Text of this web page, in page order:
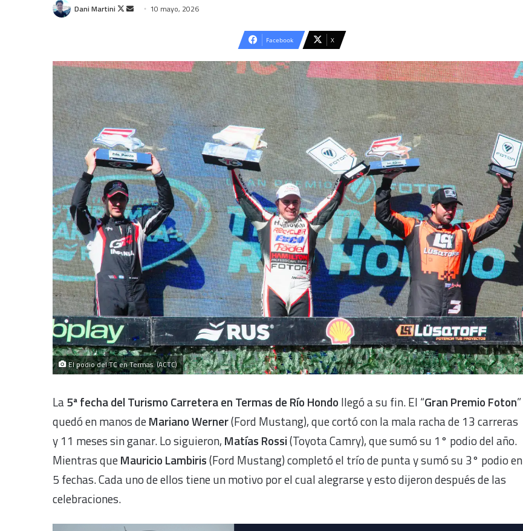
Dani Martini
Follow
Send 10 mayo, 2026
Facebook X
El podio del TC en Termas. (ACTC)
La5ª fecha del Turismo Carretera en Termas de Río Hondo llegó a su fin. El “Gran Premio Foton”
quedó en manos deMariano Werner(Ford Mustang), que cortó con la mala racha de 13 carreras
y 11 meses sin ganar. Lo siguieron, Matías Rossi(Toyota Camry), que sumó su 1° podio del año.
Mientras queMauricio Lambiris(Ford Mustang)completó el trío de punta y sumó su 3° podio en
5 fechas. Cada uno de ellos tiene un motivo por el cual alegrarse y esto dijeron después de las
celebraciones.